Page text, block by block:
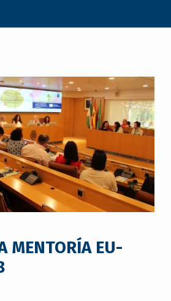
MENTORÍA EU-